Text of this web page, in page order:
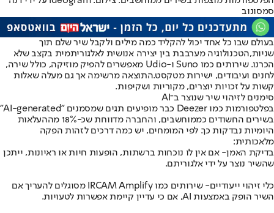
סמסונוב
בעולם שבו כל אחד יכול להקליד כמה מילים ולקבל שיר שלם תוך
שניות,הטכנולוגיה מערבבת בין יצירה אנושית לאלגוריתמית בקצב שלא
הכרנו. שירותים כמו Suno ו-Udio מאפשרים להפיק מוזיקה, כולל שירה,
לחנים ועיבודים, ישירות מטקסט.התוצאה מרשימה אך גם מעלה שאלות
קשות על זכויות יוצרים, מקוריות ושקיפות.
סימנים לזיהוי שיר שנוצר ב־AI
בפלטפורמות כמו Deezer כבר מופיעים תגים שמסמנים "AI-generated"
בשירים החשודים כממוחשבים, והחברה מדווחת שכ-18% מההעלאות
היומיות נבדקות כך. לפי המומחים, יש כמה דרכים לזהות הפקה
מלאכותית:
בדיקת האמן- אם אין לו נוכחות ברשתות, הופעות חיות או ראיונות, ייתכן
שהשיר נוצר על ידי אלגוריתם.
כלי זיהוי ייעודיים
- שירותים כמו IRCAM Amplify מסוגלים להעריך אם
השיר הופק באמצעות AI, אם כי עדיין קיימת אפשרות לטעויות.